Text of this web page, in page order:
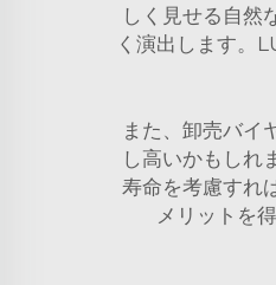
しく見せる自然
く演出します。
また、卸売バイ
し高いかもしれ
寿命を考慮すれ
メリットを